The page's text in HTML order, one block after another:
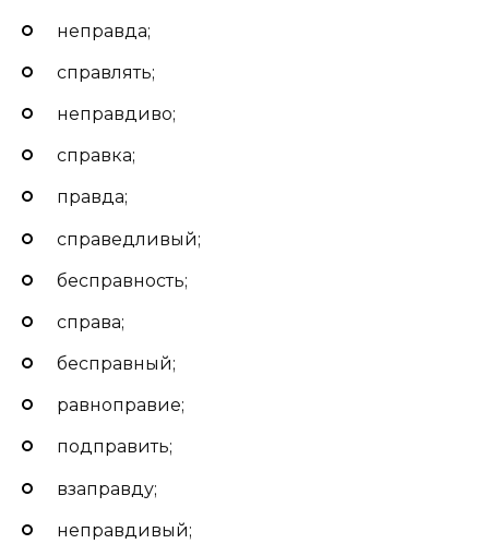
неправда;
справлять;
неправдиво;
справка;
правда;
справедливый;
бесправность;
справа;
бесправный;
равноправие;
подправить;
взаправду;
неправдивый;